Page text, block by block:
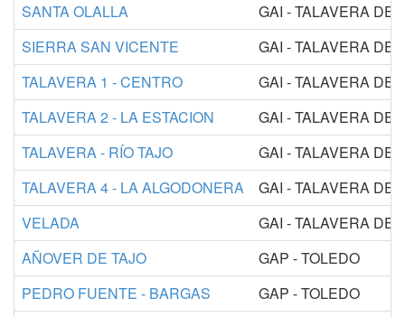
SANTA OLALLA
GAI - TALAVERA DE
SIERRA SAN VICENTE
GAI - TALAVERA DE
TALAVERA 1 - CENTRO
GAI - TALAVERA DE
TALAVERA 2 - LA ESTACION
GAI - TALAVERA DE
TALAVERA - RÍO TAJO
GAI - TALAVERA DE
TALAVERA 4 - LA ALGODONERA
GAI - TALAVERA DE
VELADA
GAI - TALAVERA DE
AÑOVER DE TAJO
GAP - TOLEDO
PEDRO FUENTE - BARGAS
GAP - TOLEDO